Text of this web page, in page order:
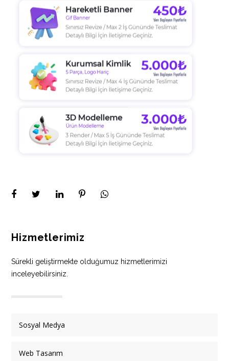
Hizmetlerimiz
Sürekli geliştirmekte olduğumuz hizmetlerimizi
inceleyebilirsiniz.
Sosyal Medya
Web Tasarım